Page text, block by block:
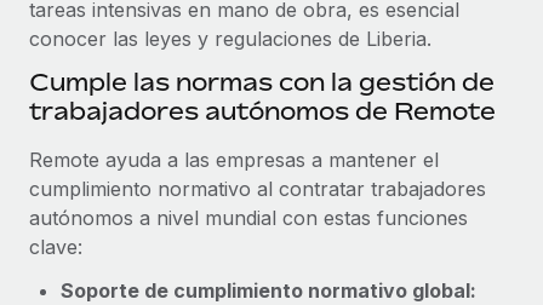
Comprobaciones de antecedentes
Cumplimiento normativo
normativo.
Gestión de dispositivos
Proporciona dispositivos tecnológicos y contrólalos
en todo el mundo.
Nómina global
EOR y PEO
Impuestos
tareas intensivas en mano de obra, es esencial
conocer las leyes y regulaciones de Liberia.
Cumple las normas con la gestión de
trabajadores autónomos de Remote
Remote ayuda a las empresas a mantener el
cumplimiento normativo al contratar trabajadores
autónomos a nivel mundial con estas funciones
clave:
Soporte de cumplimiento normativo global: